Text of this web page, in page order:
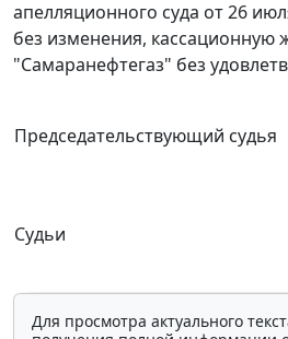
апелляционного суда от 26
без изменения, кассационную
"Самаранефтегаз" без
Председательствующий судья
Судьи
Для просмотра актуального